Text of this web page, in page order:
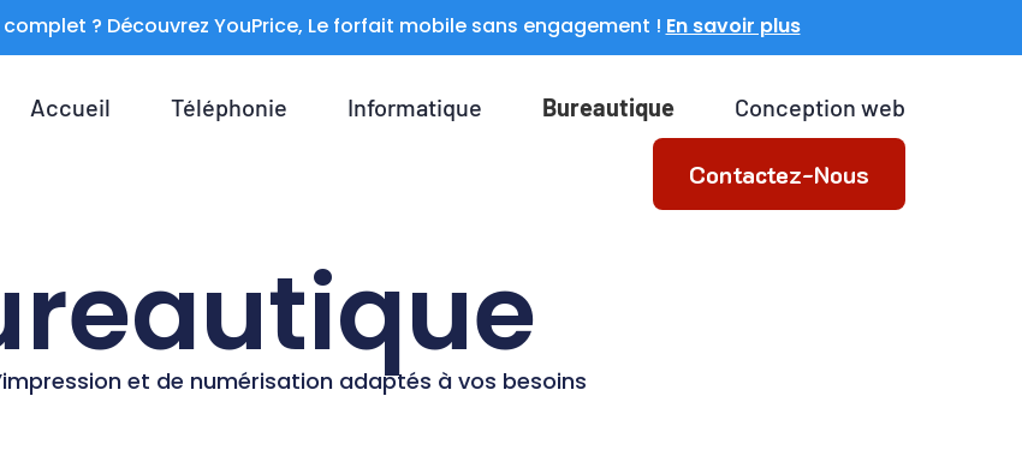
? Découvrez YouPrice, Le forfait mobile sans engagement ! En savoir plus
Accueil Téléphonie Informatique Bureautique Conception web
Contactez-Nous
et de numérisation adaptés à vos besoins